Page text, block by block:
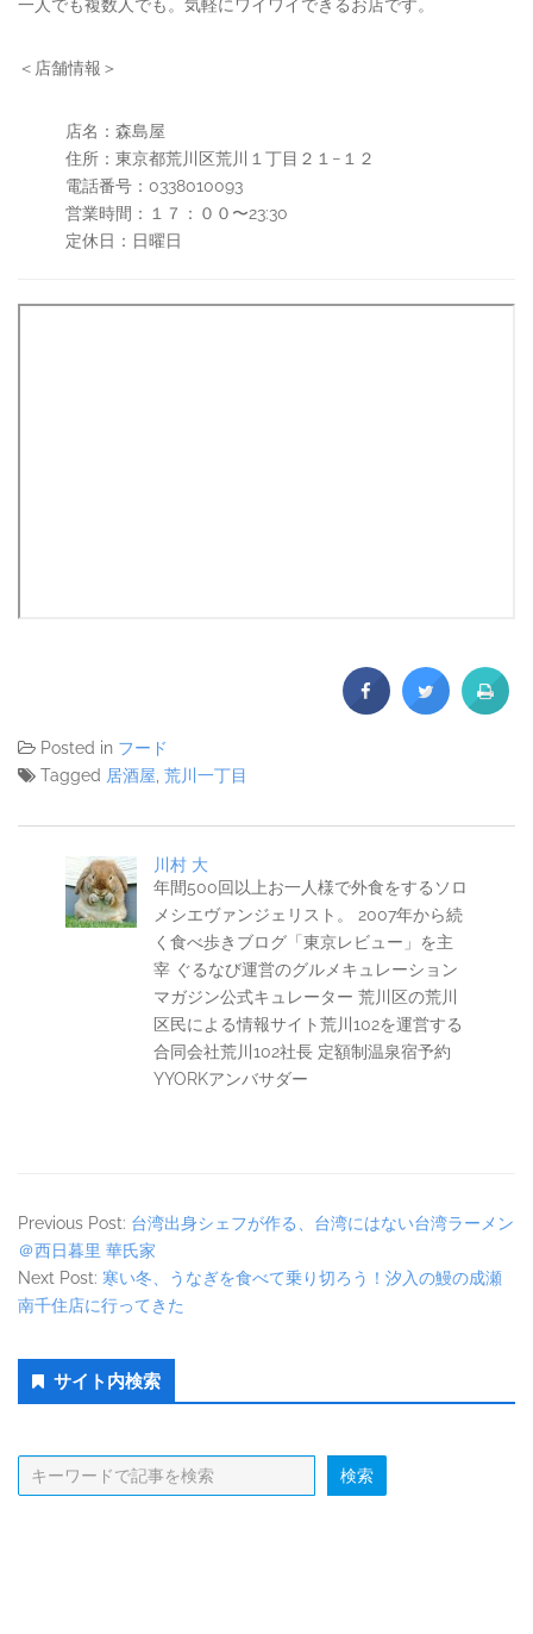
一人でも複数人でも。気軽にワイワイできるお店です。
＜店舗情報＞
店名：森島屋
住所：東京都荒川区荒川１丁目２１−１２
電話番号：0338010093
営業時間：１７：００〜23:30
定休日：日曜日
Posted in フード
Tagged 居酒屋 荒川一丁目
川村 大
年間500回以上お一人様で外食をするソロ
メシエヴァンジェリスト。 2007年から続
く食べ歩きブログ「東京レビュー」を主
宰 ぐるなび運営のグルメキュレーション
マガジン公式キュレーター 荒川区の荒川
区民による情報サイト荒川102を運営する
合同会社荒川102社長 定額制温泉宿予約
YYORKアンバサダー
Previous Post: 台湾出身シェフが作る、台湾にはない台湾ラーメン
＠西日暮里 華氏家
Next Post: 寒い冬、うなぎを食べて乗り切ろう！汐入の鰻の成瀬
南千住店に行ってきた
Secondary
Sidebar
サイト内検索